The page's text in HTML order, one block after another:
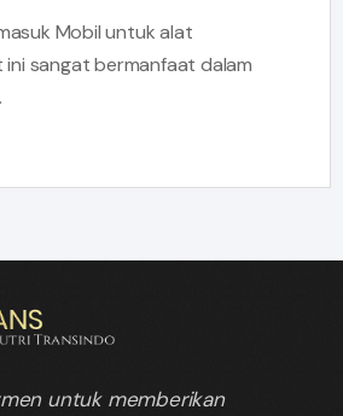
Mobil untuk alat
sangat bermanfaat dalam
untuk memberikan